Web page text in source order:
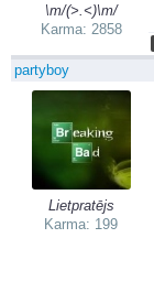
\m/(>.<)\m/
Karma: 2858
partyboy
Lietpratējs
Karma: 199